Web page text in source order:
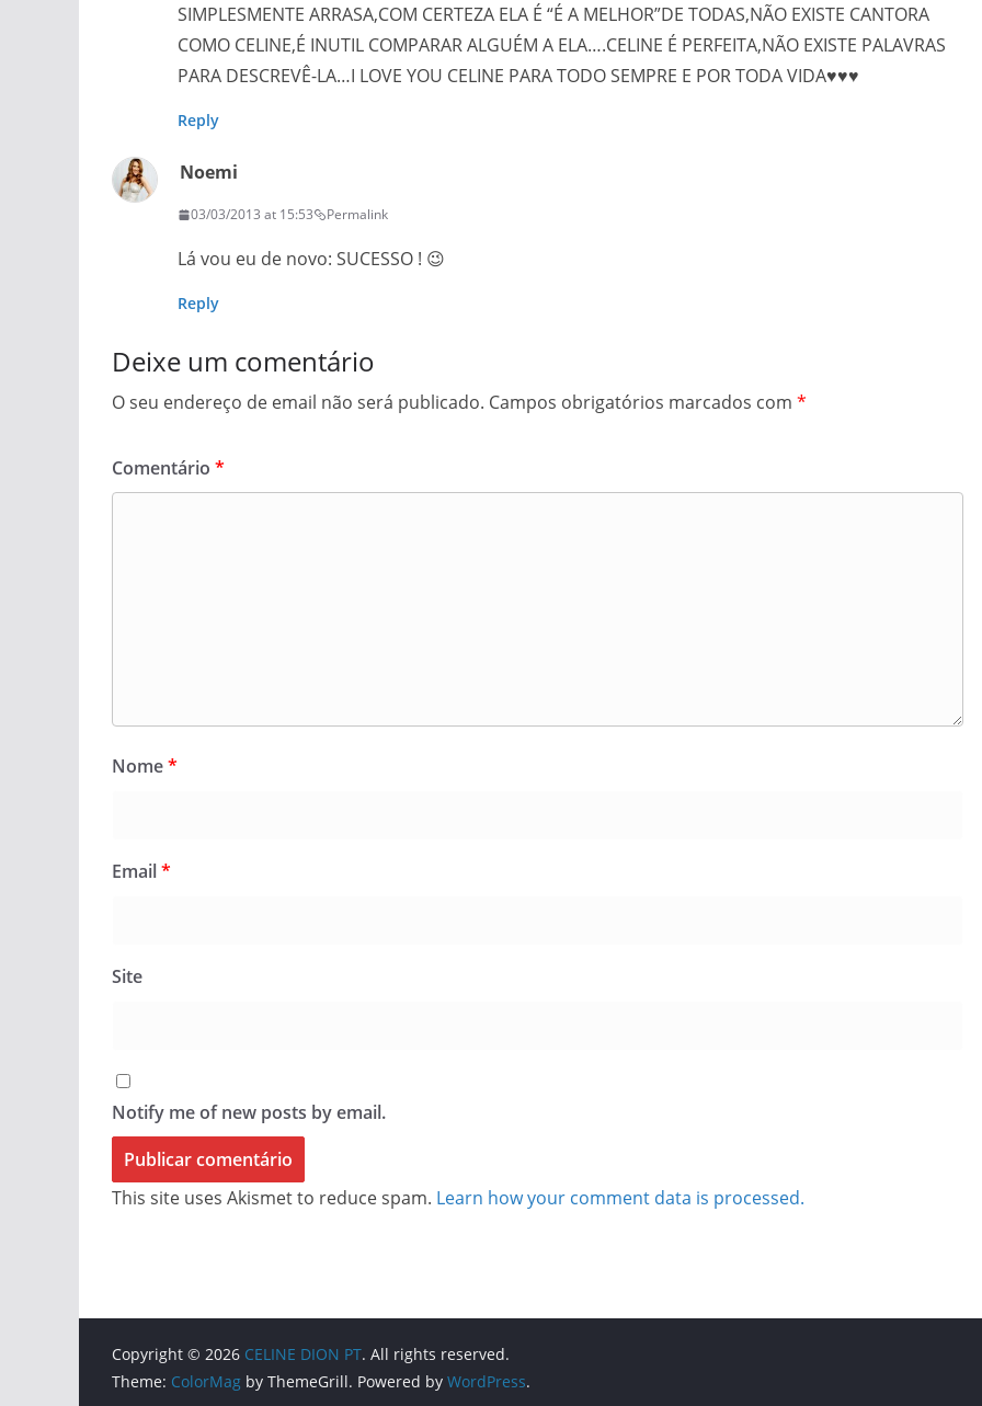
SIMPLESMENTE ARRASA,COM CERTEZA ELA É “É A MELHOR”DE TODAS,NÃO EXISTE CANTORA
COMO CELINE,É INUTIL COMPARAR ALGUÉM A ELA….CELINE É PERFEITA,NÃO EXISTE PALAVRAS
PARA DESCREVÊ-LA…I LOVE YOU CELINE PARA TODO SEMPRE E POR TODA VIDA♥♥♥
Reply
Noemi
03/03/2013 at 15:53 Permalink
Lá vou eu de novo: SUCESSO ! 😉
Reply
Deixe um comentário
O seu endereço de email não será publicado. Campos obrigatórios marcados com *
Comentário *
Nome*
Email*
Site
Notify me of new posts by email.
This site uses Akismet to reduce spam. Learn how your comment data is processed.
Copyright © 2026 CELINE DION PT. All rights reserved.
Theme: ColorMag by ThemeGrill. Powered by WordPress.